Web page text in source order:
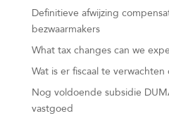
Definitieve afwijzing
bezwaarmakers
What tax changes can we
Wat is er fiscaal te
Nog voldoende subsidie
vastgoed